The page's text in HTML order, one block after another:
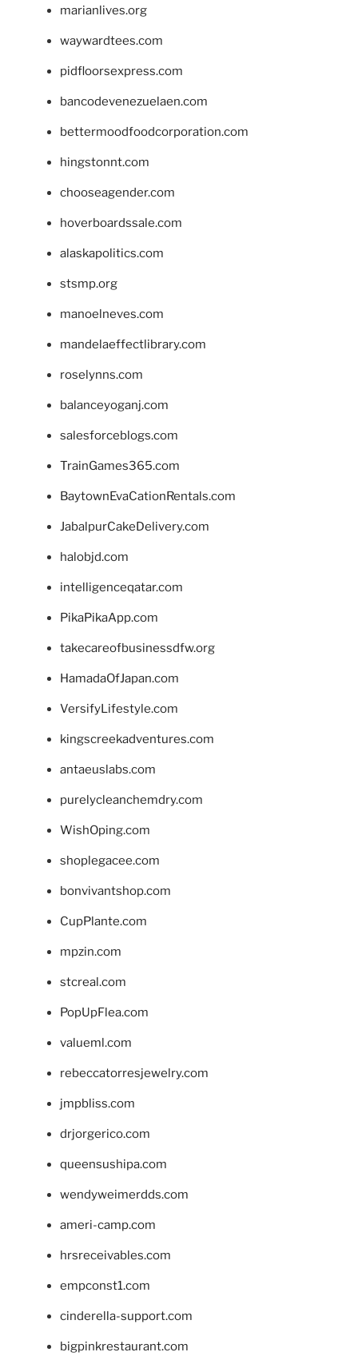
marianlives.org
waywardtees.com
pidfloorsexpress.com
bancodevenezuelaen.com
bettermoodfoodcorporation.com
hingstonnt.com
chooseagender.com
hoverboardssale.com
alaskapolitics.com
stsmp.org
manoelneves.com
mandelaeffectlibrary.com
roselynns.com
balanceyoganj.com
salesforceblogs.com
TrainGames365.com
BaytownEvaCationRentals.com
JabalpurCakeDelivery.com
halobjd.com
intelligenceqatar.com
PikaPikaApp.com
takecareofbusinessdfw.org
HamadaOfJapan.com
VersifyLifestyle.com
kingscreekadventures.com
antaeuslabs.com
purelycleanchemdry.com
WishOping.com
shoplegacee.com
bonvivantshop.com
CupPlante.com
mpzin.com
stcreal.com
PopUpFlea.com
valueml.com
rebeccatorresjewelry.com
jmpbliss.com
drjorgerico.com
queensushipa.com
wendyweimerdds.com
ameri-camp.com
hrsreceivables.com
empconst1.com
cinderella-support.com
bigpinkrestaurant.com